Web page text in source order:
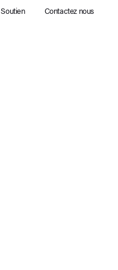
Soutien Contactez nous